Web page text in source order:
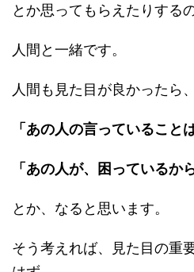
とか思ってもらえたりする
人間と一緒です。
人間も見た目が良かったら、
「あの人の言っていること
「あの人が、困っているか
とか、なると思います。
そう考えれば、見た目の重